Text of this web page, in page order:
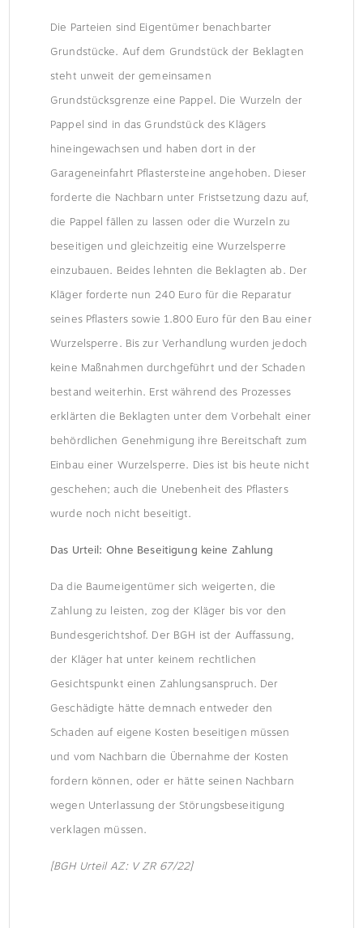
Die Parteien sind Eigentümer benachbarter
Grundstücke. Auf dem Grundstück der Beklagten
steht unweit der gemeinsamen
Grundstücksgrenze eine Pappel. Die Wurzeln der
Pappel sind in das Grundstück des Klägers
hineingewachsen und haben dort in der
Garageneinfahrt Pflastersteine angehoben. Dieser
forderte die Nachbarn unter Fristsetzung dazu auf,
die Pappel fällen zu lassen oder die Wurzeln zu
beseitigen und gleichzeitig eine Wurzelsperre
einzubauen. Beides lehnten die Beklagten ab. Der
Kläger forderte nun 240 Euro für die Reparatur
seines Pflasters sowie 1.800 Euro für den Bau einer
Wurzelsperre. Bis zur Verhandlung wurden jedoch
keine Maßnahmen durchgeführt und der Schaden
bestand weiterhin. Erst während des Prozesses
erklärten die Beklagten unter dem Vorbehalt einer
behördlichen Genehmigung ihre Bereitschaft zum
Einbau einer Wurzelsperre. Dies ist bis heute nicht
geschehen; auch die Unebenheit des Pflasters
wurde noch nicht beseitigt.
Das Urteil: Ohne Beseitigung keine Zahlung
Da die Baumeigentümer sich weigerten, die
Zahlung zu leisten, zog der Kläger bis vor den
Bundesgerichtshof. Der BGH ist der Auffassung,
der Kläger hat unter keinem rechtlichen
Gesichtspunkt einen Zahlungsanspruch. Der
Geschädigte hätte demnach entweder den
Schaden auf eigene Kosten beseitigen müssen
und vom Nachbarn die Übernahme der Kosten
fordern können, oder er hätte seinen Nachbarn
wegen Unterlassung der Störungsbeseitigung
verklagen müssen.
[BGH Urteil AZ: V ZR 67/22]